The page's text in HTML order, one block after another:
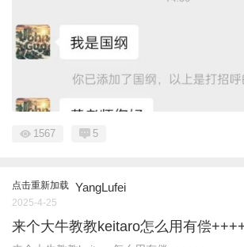
1567 5
点击重新加载 YangLufei
2025-4-25
来个大牛教教keitaro怎么用有偿